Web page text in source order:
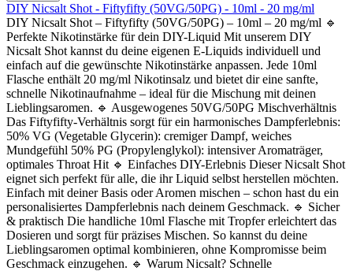
DIY Nicsalt Shot - Fiftyfifty (50VG/50PG) - 10ml - 20 mg/ml
DIY Nicsalt Shot – Fiftyfifty (50VG/50PG) – 10ml – 20 mg/ml 🔹
Perfekte Nikotinstärke für dein DIY-Liquid Mit unserem DIY
Nicsalt Shot kannst du deine eigenen E-Liquids individuell und
einfach auf die gewünschte Nikotinstärke anpassen. Jede 10ml
Flasche enthält 20 mg/ml Nikotinsalz und bietet dir eine sanfte,
schnelle Nikotinaufnahme – ideal für die Mischung mit deinen
Lieblingsaromen. 🔹 Ausgewogenes 50VG/50PG Mischverhältnis
Das Fiftyfifty-Verhältnis sorgt für ein harmonisches Dampferlebnis:
50% VG (Vegetable Glycerin): cremiger Dampf, weiches
Mundgefühl 50% PG (Propylenglykol): intensiver Aromaträger,
optimales Throat Hit 🔹 Einfaches DIY-Erlebnis Dieser Nicsalt Shot
eignet sich perfekt für alle, die ihr Liquid selbst herstellen möchten.
Einfach mit deiner Basis oder Aromen mischen – schon hast du ein
personalisiertes Dampferlebnis nach deinem Geschmack. 🔹 Sicher
& praktisch Die handliche 10ml Flasche mit Tropfer erleichtert das
Dosieren und sorgt für präzises Mischen. So kannst du deine
Lieblingsaromen optimal kombinieren, ohne Kompromisse beim
Geschmack einzugehen. 🔹 Warum Nicsalt? Schnelle